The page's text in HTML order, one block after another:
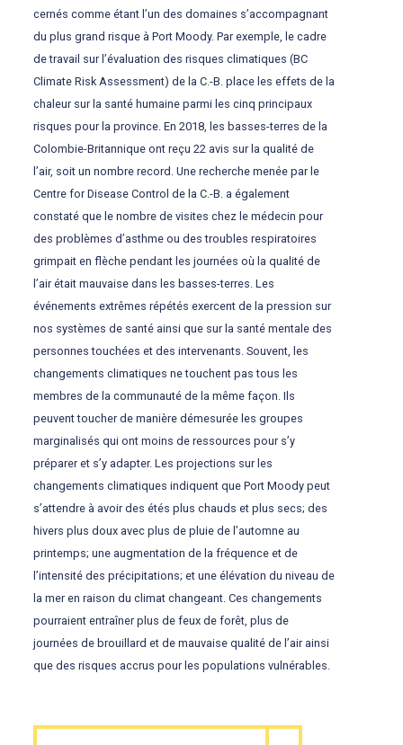
cernés comme étant l’un des domaines s’accompagnant
du plus grand risque à Port Moody. Par exemple, le cadre
de travail sur l’évaluation des risques climatiques (BC
Climate Risk Assessment) de la C.-B. place les effets de la
chaleur sur la santé humaine parmi les cinq principaux
risques pour la province. En 2018, les basses-terres de la
Colombie-Britannique ont reçu 22 avis sur la qualité de
l’air, soit un nombre record. Une recherche menée par le
Centre for Disease Control de la C.-B. a également
constaté que le nombre de visites chez le médecin pour
des problèmes d’asthme ou des troubles respiratoires
grimpait en flèche pendant les journées où la qualité de
l’air était mauvaise dans les basses-terres. Les
événements extrêmes répétés exercent de la pression sur
nos systèmes de santé ainsi que sur la santé mentale des
personnes touchées et des intervenants. Souvent, les
changements climatiques ne touchent pas tous les
membres de la communauté de la même façon. Ils
peuvent toucher de manière démesurée les groupes
marginalisés qui ont moins de ressources pour s’y
préparer et s’y adapter. Les projections sur les
changements climatiques indiquent que Port Moody peut
s’attendre à avoir des étés plus chauds et plus secs; des
hivers plus doux avec plus de pluie de l’automne au
printemps; une augmentation de la fréquence et de
l’intensité des précipitations; et une élévation du niveau de
la mer en raison du climat changeant. Ces changements
pourraient entraîner plus de feux de forêt, plus de
journées de brouillard et de mauvaise qualité de l’air ainsi
que des risques accrus pour les populations vulnérables.